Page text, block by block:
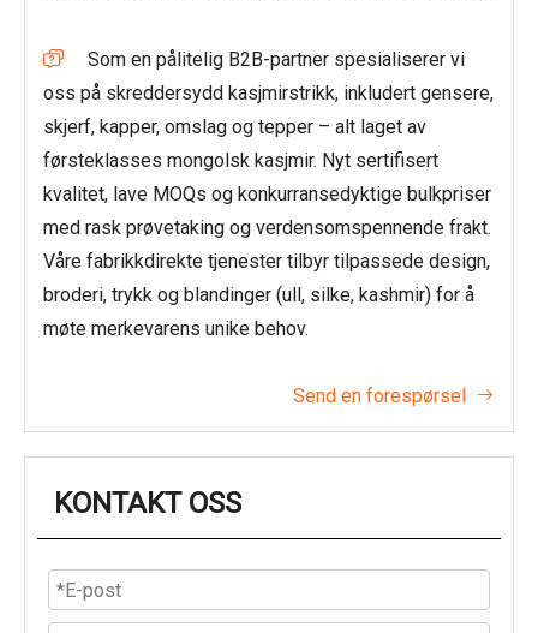

Som en pålitelig B2B-partner spesialiserer vi
oss på skreddersydd kasjmirstrikk, inkludert gensere,
skjerf, kapper, omslag og tepper – alt laget av
førsteklasses mongolsk kasjmir. Nyt sertifisert
kvalitet, lave MOQs og konkurransedyktige bulkpriser
med rask prøvetaking og verdensomspennende frakt.
Våre fabrikkdirekte tjenester tilbyr tilpassede design,
broderi, trykk og blandinger (ull, silke, kashmir) for å
møte merkevarens unike behov.
Send en forespørsel 
KONTAKT OSS